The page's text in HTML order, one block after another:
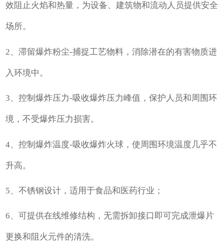
效阻止火焰和热量，为设备、建筑物和流动人员提供安全
场所。
2、滞留爆炸粉尘-捕捉工艺物料，消除潜在的有害物质进
入环境中。
3、控制爆炸压力-吸收爆炸压力峰值，保护人员和周围环
境，不受爆炸压力损害。
4、控制爆炸温度-吸收爆炸火球，使周围环境温度几乎不
升高。
5、不锈钢设计，适用于食品和医药行业；
6、可提供在线维修结构，无需拆卸接口即可完成泄爆片
更换和阻火元件的清洗。